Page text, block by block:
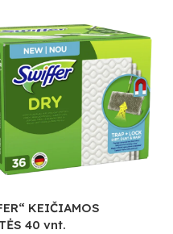
KEIČIAMOS
40 vnt.